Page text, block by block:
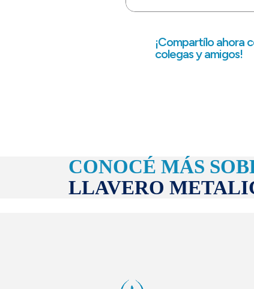
¡Compartílo ahora
colegas y amigos!
CONOCÉ MÁS
LLAVERO